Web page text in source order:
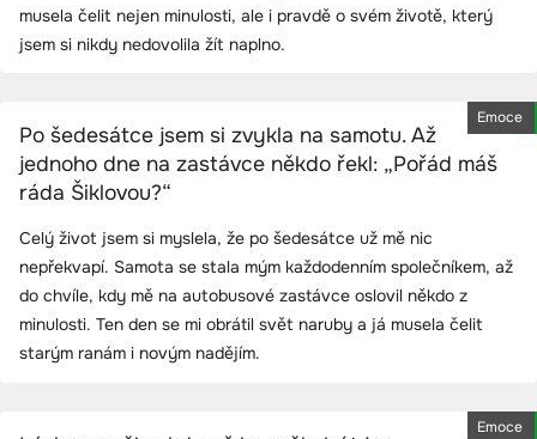
musela čelit nejen minulosti, ale i pravdě o svém životě, který
jsem si nikdy nedovolila žít naplno.
Emoce
Po šedesátce jsem si zvykla na samotu. Až
jednoho dne na zastávce někdo řekl: „Pořád máš
ráda Šiklovou?“
Celý život jsem si myslela, že po šedesátce už mě nic
nepřekvapí. Samota se stala mým každodenním společníkem, až
do chvíle, kdy mě na autobusové zastávce oslovil někdo z
minulosti. Ten den se mi obrátil svět naruby a já musela čelit
starým ranám i novým nadějím.
Emoce